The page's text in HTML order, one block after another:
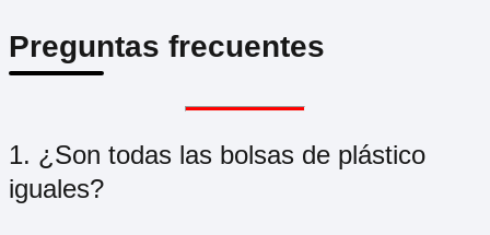
Preguntas frecuentes
1. ¿Son todas las bolsas de plástico
iguales?